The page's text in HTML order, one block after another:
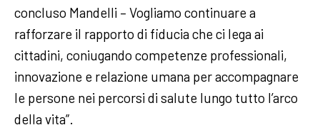
concluso Mandelli – Vogliamo continuare a
rafforzare il rapporto di fiducia che ci lega ai
cittadini, coniugando competenze professionali,
innovazione e relazione umana per accompagnare
le persone nei percorsi di salute lungo tutto l’arco
della vita”.